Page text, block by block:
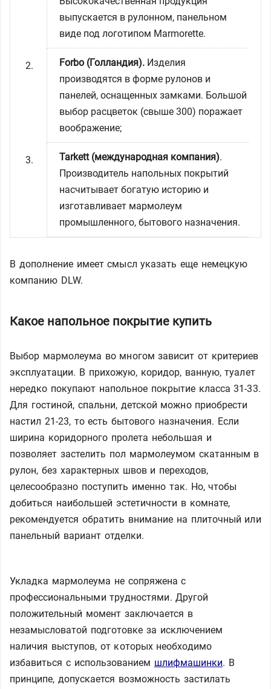
выпускается в рулонном, панельном
виде под логотипом Marmorette.
Forbo (Голландия). Изделия
производятся в форме рулонов и
панелей, оснащенных замками. Большой
выбор расцветок (свыше 300) поражает
воображение;
Tarkett (международная компания).
Производитель напольных покрытий
насчитывает богатую историю и
изготавливает мармолеум
промышленного, бытового назначения.
В дополнение имеет смысл указать еще немецкую
компанию DLW.
Какое напольное покрытие купить
Выбор мармолеума во многом зависит от критериев
эксплуатации. В прихожую, коридор, ванную, туалет
нередко покупают напольное покрытие класса 31-33.
Для гостиной, спальни, детской можно приобрести
настил 21-23, то есть бытового назначения. Если
ширина коридорного пролета небольшая и
позволяет застелить пол мармолеумом скатанным в
рулон, без характерных швов и переходов,
целесообразно поступить именно так. Но, чтобы
добиться наибольшей эстетичности в комнате,
рекомендуется обратить внимание на плиточный или
панельный вариант отделки.
Укладка мармолеума не сопряжена с
профессиональными трудностями. Другой
положительный момент заключается в
незамысловатой подготовке за исключением
наличия выступов, от которых необходимо
избавиться с использованием шлифмашинки. В
принципе, допускается возможность застилать